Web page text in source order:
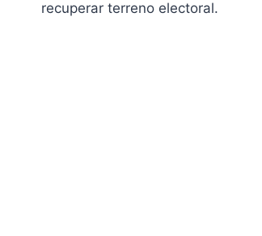
recuperar terreno electoral.